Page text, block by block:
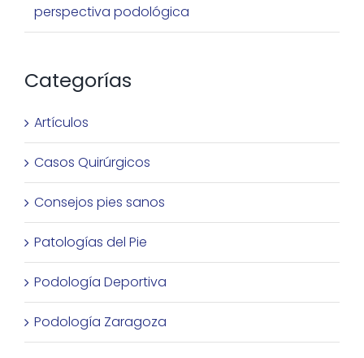
perspectiva podológica
Categorías
Artículos
Casos Quirúrgicos
Consejos pies sanos
Patologías del Pie
Podología Deportiva
Podología Zaragoza